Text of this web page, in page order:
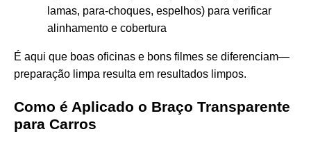
lamas, para-choques, espelhos) para verificar
alinhamento e cobertura
É aqui que boas oficinas e bons filmes se diferenciam—
preparação limpa resulta em resultados limpos.
Como é Aplicado o Braço Transparente
para Carros